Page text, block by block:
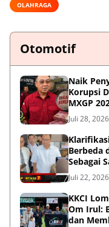
OLAHRAGA
Otomotif
Naik
Korupsi
MXGP
Juli 28, 2026
Berbeda
Sebagai
Juli 22, 2026
KKCI
Om Irul:
dan